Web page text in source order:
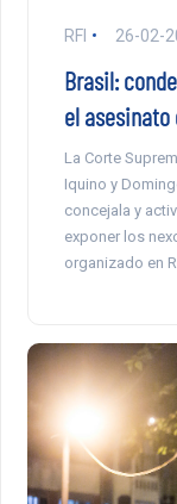
RFI 26-02-
Brasil:
el asesinato
La Corte
Iquino y
concejala y
exponer los
organizado en